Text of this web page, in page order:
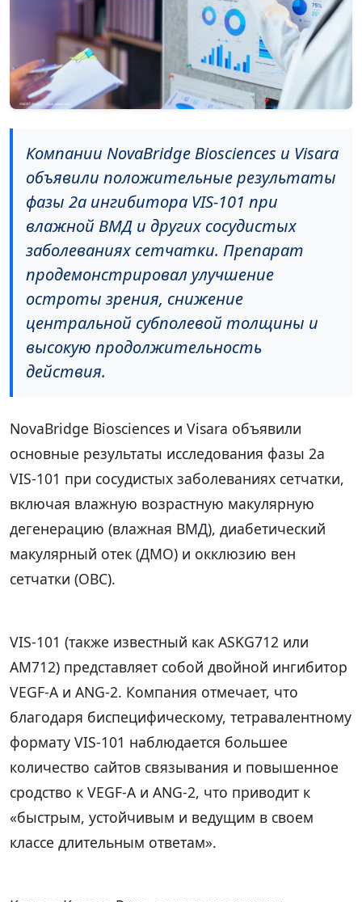
Компании NovaBridge Biosciences и Visara
объявили положительные результаты
фазы 2a ингибитора VIS-101 при
влажной ВМД и других сосудистых
заболеваниях сетчатки. Препарат
продемонстрировал улучшение
остроты зрения, снижение
центральной субполевой толщины и
высокую продолжительность
действия.
NovaBridge Biosciences и Visara объявили
основные результаты исследования фазы 2a
VIS-101 при сосудистых заболеваниях сетчатки,
включая влажную возрастную макулярную
дегенерацию (влажная ВМД), диабетический
макулярный отек (ДМО) и окклюзию вен
сетчатки (ОВС).
VIS-101 (также известный как ASKG712 или
AM712) представляет собой двойной ингибитор
VEGF-A и ANG-2. Компания отмечает, что
благодаря биспецифическому, тетравалентному
формату VIS-101 наблюдается большее
количество сайтов связывания и повышенное
сродство к VEGF-A и ANG-2, что приводит к
«быстрым, устойчивым и ведущим в своем
классе длительным ответам».